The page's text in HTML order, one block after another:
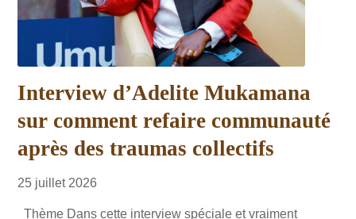
Interview d’Adelite Mukamana
sur comment refaire communauté
après des traumas collectifs
25 juillet 2026
Thème Dans cette interview spéciale et vraiment